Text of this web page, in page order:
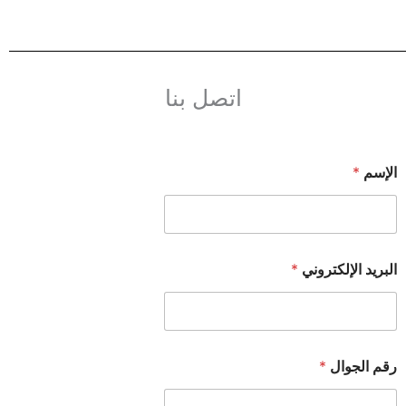
اتصل بنا
الإسم *
البريد الإلكتروني *
رقم الجوال *